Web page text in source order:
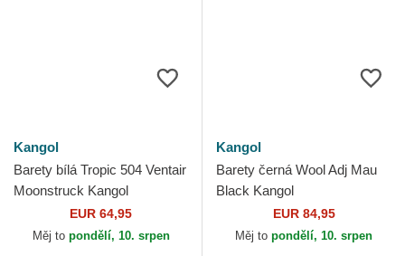
Kangol
Barety bílá Tropic 504 Ventair
Moonstruck Kangol
EUR 64,95
Měj to pondělí, 10. srpen
Kangol
Barety černá Wool Adj Mau
Black Kangol
EUR 84,95
Měj to pondělí, 10. srpen